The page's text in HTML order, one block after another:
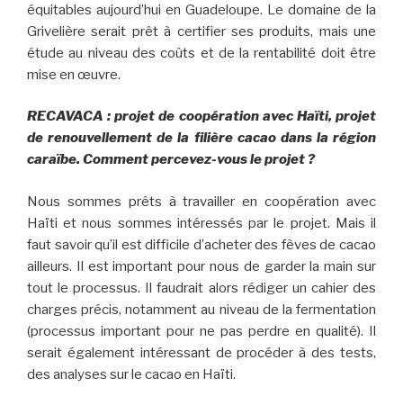
équitables aujourd’hui en Guadeloupe. Le domaine de la
Grivelière serait prêt à certifier ses produits, mais une
étude au niveau des coûts et de la rentabilité doit être
mise en œuvre.
RECAVACA : projet de coopération avec Haïti, projet
de renouvellement de la filière cacao dans la région
caraïbe. Comment percevez-vous le projet ?
Nous sommes prêts à travailler en coopération avec
Haïti et nous sommes intéressés par le projet. Mais il
faut savoir qu’il est difficile d’acheter des fèves de cacao
ailleurs. Il est important pour nous de garder la main sur
tout le processus. Il faudrait alors rédiger un cahier des
charges précis, notamment au niveau de la fermentation
(processus important pour ne pas perdre en qualité). Il
serait également intéressant de procéder à des tests,
des analyses sur le cacao en Haïti.